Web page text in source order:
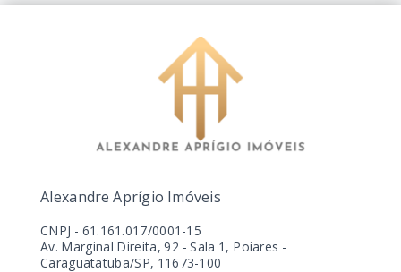
Alexandre Aprígio Imóveis
CNPJ - 61.161.017/0001-15
Av. Marginal Direita, 92 - Sala 1, Poiares -
Caraguatatuba/SP, 11673-100